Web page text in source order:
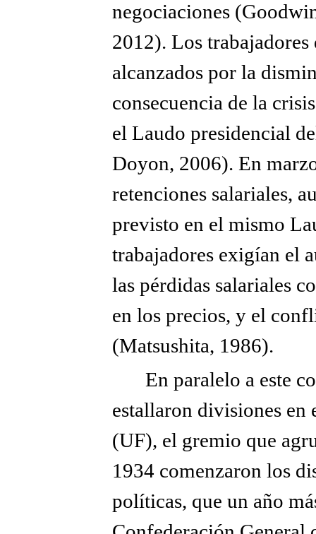
negociaciones
2012). Los
alcanzados por la
consecuencia de la
el Laudo presidencial
Doyon, 2006). En
retenciones salariales,
previsto en el mismo
trabajadores exigían el
las pérdidas salariales
en los precios, y el
(Matsushita, 1986).
En paralelo a este
estallaron divisiones
(UF), el gremio que
1934 comenzaron los
políticas, que un año